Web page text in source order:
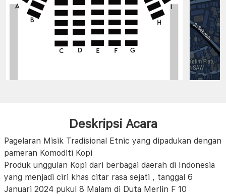
Deskripsi Acara
Pagelaran Misik Tradisional Etnic yang dipadukan dengan
pameran Komoditi Kopi
Produk unggulan Kopi dari berbagai daerah di Indonesia
yang menjadi ciri khas citar rasa sejati , tanggal 6
Januari 2024 pukul 8 Malam di Duta Merlin F 10